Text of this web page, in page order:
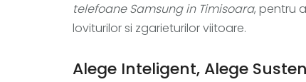
telefoane Samsung in Timisoara, pentru
loviturilor si zgarieturilor viitoare.
Alege Inteligent, Alege